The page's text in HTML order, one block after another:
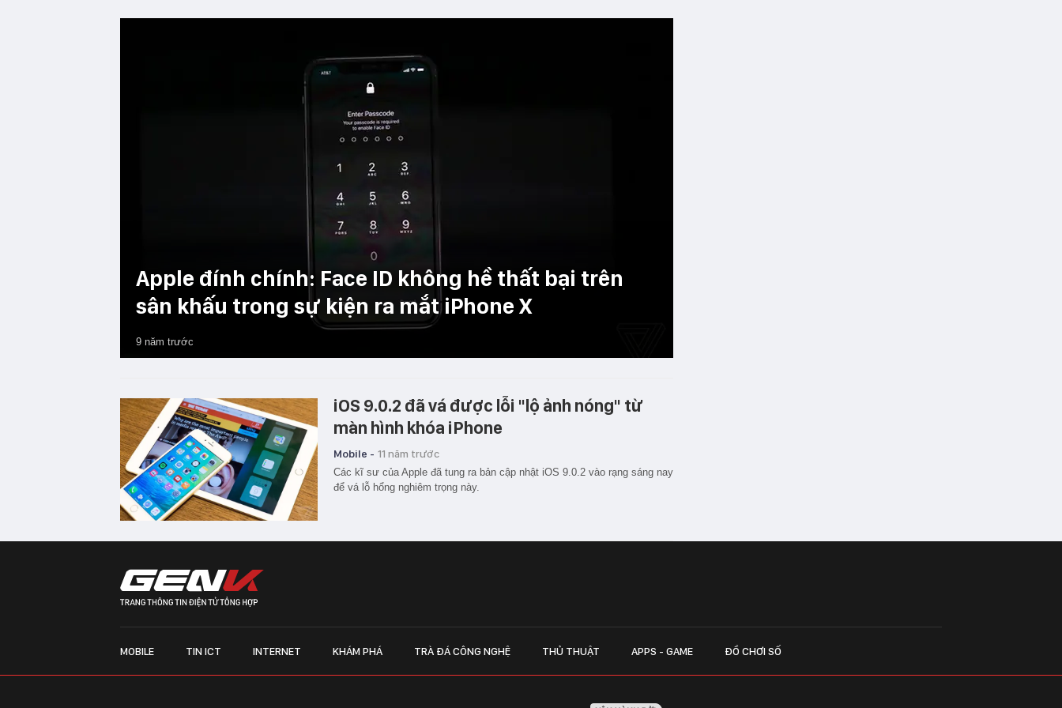
Apple đính chính: Face ID không hề thất bại trên
sân khấu trong sự kiện ra mắt iPhone X
9 năm trước
iOS 9.0.2 đã vá được lỗi "lộ ảnh nóng" từ
màn hình khóa iPhone
Mobile - 11 năm trước
Các kĩ sư của Apple đã tung ra bản cập nhật iOS 9.0.2 vào rạng sáng nay
để vá lỗ hổng nghiêm trọng này.
MOBILE TIN ICT INTERNET KHÁM PHÁ TRÀ ĐÁ CÔNG NGHỆ THỦ THUẬT APPS - GAME ĐỒ CHƠI SỐ